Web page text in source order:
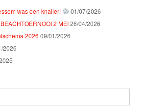
was een knaller!
01/07/2026
2 MEI26/04/2026
2026 09/01/2026
2026